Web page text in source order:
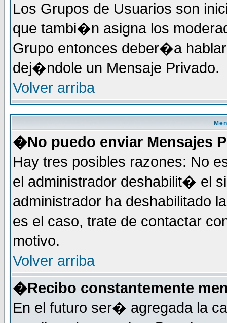
Los Grupos de Usuarios son
que tambi�n asigna los
Grupo entonces deber�a
dej�ndole un Mensaje Privado.
Volver arriba
�No puedo enviar Mensajes
Hay tres posibles razones: No
el administrador deshabilit� el
administrador ha deshabilitado
es el caso, trate de contactar
motivo.
Volver arriba
�Recibo constantemente
En el futuro ser� agregada la